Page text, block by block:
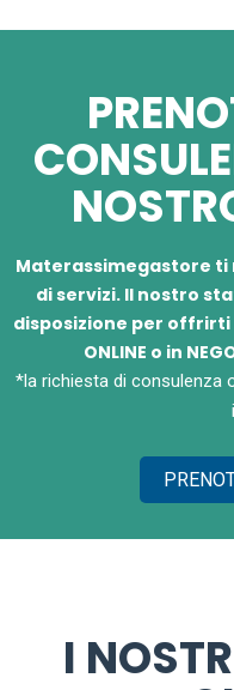
Materassimegastore ti
di servizi. Il nostro
disposizione per
ONLINE o in
*la richiesta di consulenza
I